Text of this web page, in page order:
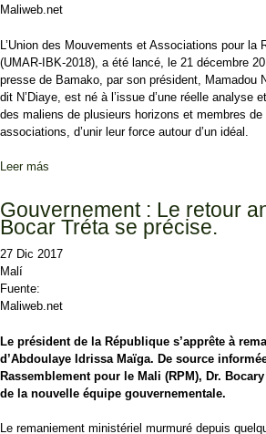
Maliweb.net
L’Union des Mouvements et Associations pour la
(UMAR-IBK-2018), a été lancé, le 21 décembre
presse de Bamako, par son président, Mamadou
dit N’Diaye, est né à l’issue d’une réelle analyse
des maliens de plusieurs horizons et membres
associations, d’unir leur force autour d’un idéal.
Leer más
Gouvernement : Le retour
Bocar Tréta se précise.
27 Dic 2017
Malí
Fuente:
Maliweb.net
Le président de la République s’apprête à
d’Abdoulaye Idrissa Maïga. De source
Rassemblement pour le Mali (RPM), Dr.
de la nouvelle équipe gouvernementale.
Le remaniement ministériel murmuré depuis